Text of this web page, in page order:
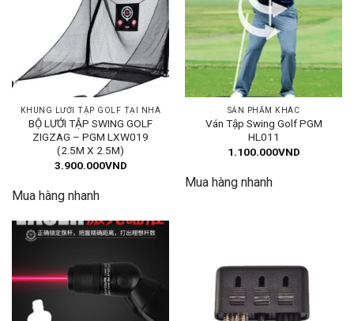
KHUNG LƯỚI TẬP GOLF TẠI NHÀ
BỘ LƯỚI TẬP SWING GOLF
ZIGZAG – PGM LXW019
(2.5M X 2.5M)
3.900.000VND
Mua hàng nhanh
SẢN PHẨM KHÁC
Ván Tập Swing Golf PGM
HL011
1.100.000VND
Mua hàng nhanh